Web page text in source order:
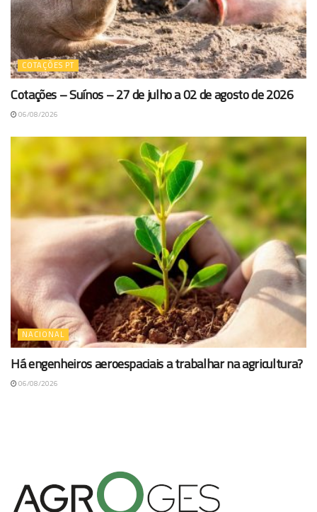
COTAÇÕES PT
Cotações – Suínos – 27 de julho a 02 de agosto de 2026
06/08/2026
NACIONAL
Há engenheiros aeroespaciais a trabalhar na agricultura?
06/08/2026